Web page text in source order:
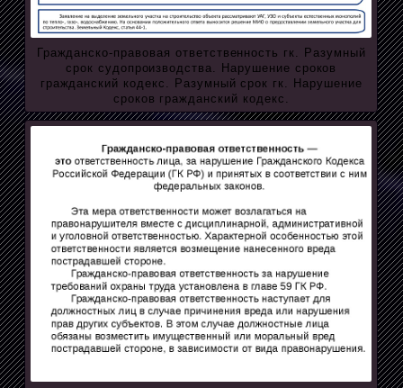
Гражданско-правовая ответственность гк. Разумный
срок судопроизводства. Нарушение сроков
гражданский кодекс. Разумный срок гк. Нарушение
сроков гражданский кодекс.